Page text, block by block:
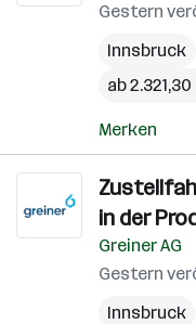
Gestern
Innsbruck
ab
Merken
in der
Greiner AG
Gestern
Innsbruck